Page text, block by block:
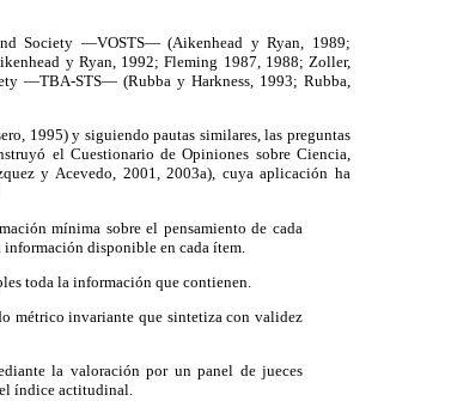
Society —VOSTS— (Aikenhead y Ryan, 1989;
y Ryan, 1992; Fleming 1987, 1988; Zoller,
—TBA-STS— (Rubba y Harkness, 1993; Rubba,
1995) y siguiendo pautas similares, las preguntas
el Cuestionario de Opiniones sobre Ciencia,
y Acevedo, 2001, 2003a), cuya aplicación ha
mínima sobre el pensamiento de cada
disponible en cada ítem.
toda la información que contienen.
métrico invariante que sintetiza con validez
la valoración por un panel de jueces
el índice actitudinal.